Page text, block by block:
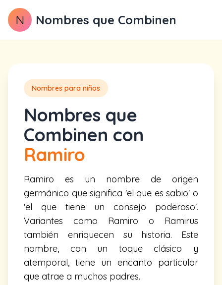
N Nombres que Combinen
Nombres para niños
Nombres que
Combinen con
Ramiro
Ramiro es un nombre de origen
germánico que significa 'el que es sabio' o
'el que tiene un consejo poderoso'.
Variantes como Ramiro o Ramirus
también enriquecen su historia. Este
nombre, con un toque clásico y
atemporal, tiene un encanto particular
que atrae a muchos padres.